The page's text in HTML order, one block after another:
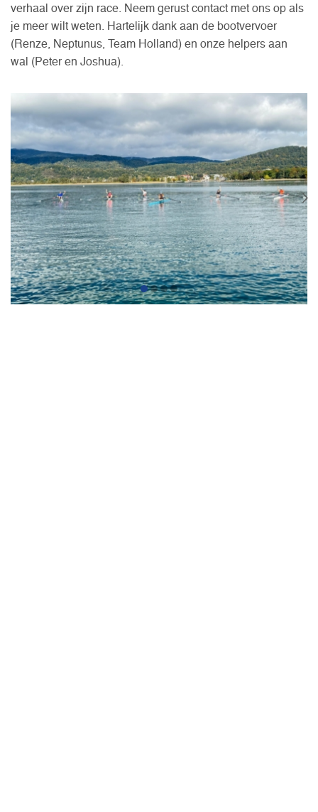
verhaal over zijn race. Neem gerust contact met ons op als
je meer wilt weten. Hartelijk dank aan de bootvervoer
(Renze, Neptunus, Team Holland) en onze helpers aan
wal (Peter en Joshua).